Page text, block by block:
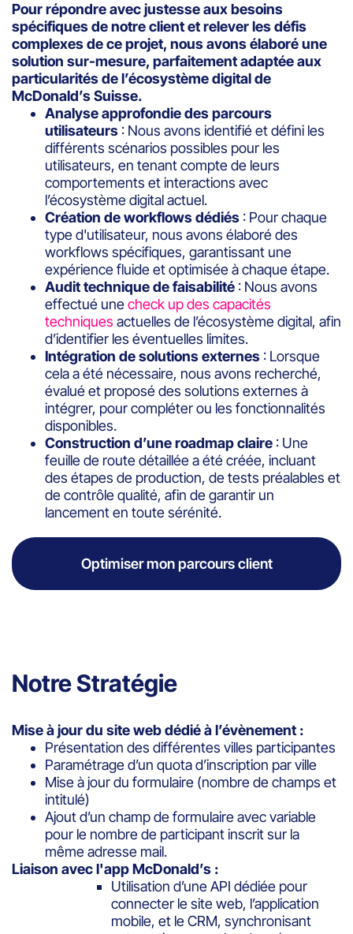
Pour répondre avec justesse aux besoins
spécifiques de notre client et relever les défis
complexes de ce projet, nous avons élaboré une
solution sur-mesure, parfaitement adaptée aux
particularités de l’écosystème digital de
McDonald’s Suisse.
Analyse approfondie des parcours
utilisateurs : Nous avons identifié et défini les
différents scénarios possibles pour les
utilisateurs, en tenant compte de leurs
comportements et interactions avec
l’écosystème digital actuel.
Création de workflows dédiés : Pour chaque
type d'utilisateur, nous avons élaboré des
workflows spécifiques, garantissant une
expérience fluide et optimisée à chaque étape.
Audit technique de faisabilité : Nous avons
effectué unecheck up des capacités
techniques actuelles de l’écosystème digital, afin
d’identifier les éventuelles limites.
Intégration de solutions externes : Lorsque
cela a été nécessaire, nous avons recherché,
évalué et proposé des solutions externes à
intégrer, pour compléter ou les fonctionnalités
disponibles.
Construction d’une roadmap claire : Une
feuille de route détaillée a été créée, incluant
des étapes de production, de tests préalables et
de contrôle qualité, afin de garantir un
lancement en toute sérénité.
Optimiser mon parcours client
Notre Stratégie
Mise à jour du site web dédié à l’évènement :
Présentation des différentes villes participantes
Paramétrage d’un quota d’inscription par ville
Mise à jour du formulaire (nombre de champs et
intitulé)
Ajout d’un champ de formulaire avec variable
pour le nombre de participant inscrit sur la
même adresse mail.
Liaison avec l'app McDonald’s :
Utilisation d’une API dédiée pour
connecter le site web, l’application
mobile, et le CRM, synchronisant